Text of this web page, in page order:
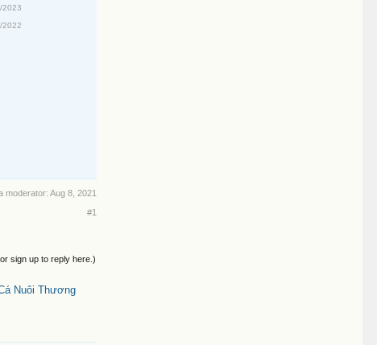
2023
2022
moderator: Aug 8, 2021
#1
sign up to reply here.)
Nuôi Thương